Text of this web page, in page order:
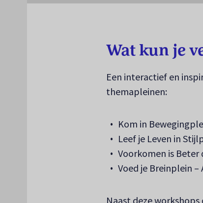
Wat kun je
Een interactief en
themapleinen:
Kom in
Leef je Leven in
Voorkomen is Beter
Voed je Breinplein
Naast deze